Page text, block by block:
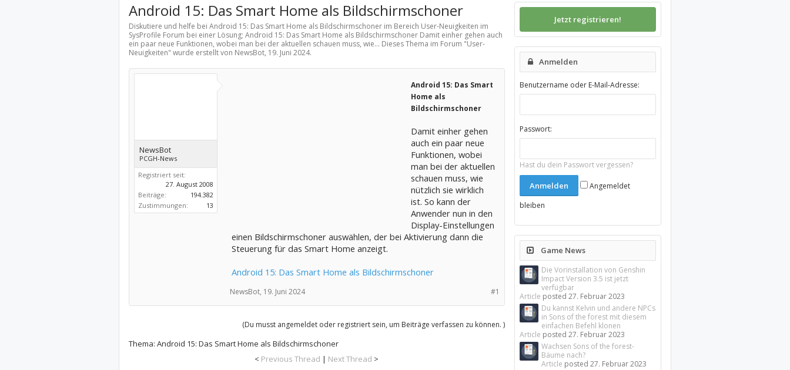
Android 15: Das Smart Home als Bildschirmschoner
Diskutiere und helfe bei Android 15: Das Smart Home als Bildschirmschoner im Bereich User-Neuigkeiten im
SysProfile Forum bei einer Lösung; Android 15: Das Smart Home als Bildschirmschoner Damit einher gehen auch
ein paar neue Funktionen, wobei man bei der aktuellen schauen muss, wie... Dieses Thema im Forum "User-
Neuigkeiten" wurde erstellt von NewsBot, 19. Juni 2024.
NewsBot
PCGH-News
Registriert seit:
27. August 2008
Beiträge:
194.382
Zustimmungen:
13
Android 15: Das Smart
Home als
Bildschirmschoner
Damit einher gehen
auch ein paar neue
Funktionen, wobei
man bei der aktuellen
schauen muss, wie
nützlich sie wirklich
ist. So kann der
Anwender nun in den
Display-Einstellungen
einen Bildschirmschoner auswählen, der bei Aktivierung dann die
Steuerung für das Smart Home anzeigt.
Android 15: Das Smart Home als Bildschirmschoner
#1
NewsBot, 19. Juni 2024
(Du musst angemeldet oder registriert sein, um Beiträge verfassen zu können. )
Thema: Android 15: Das Smart Home als Bildschirmschoner
< Previous Thread | Next Thread >
Jetzt registrieren!
Anmelden
Benutzername oder E-Mail-Adresse:
Passwort:
Hast du dein Passwort vergessen?
Angemeldet
bleiben
Game News
Die Vorinstallation von Genshin
Impact Version 3.5 ist jetzt
verfügbar
Article posted27. Februar 2023
Du kannst Kelvin und andere NPCs
in Sons of the forest mit diesem
einfachen Befehl klonen
Article posted27. Februar 2023
Wachsen Sons of the forest-
Bäume nach?
Article posted27. Februar 2023